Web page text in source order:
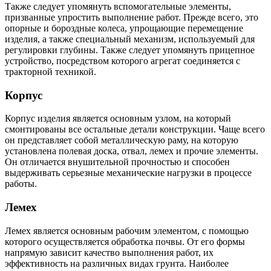
Также следует упомянуть вспомогательные элементы,
призванные упростить выполнение работ. Прежде всего, это
опорные и бороздные колеса, упрощающие перемещение
изделия, а также специальный механизм, используемый для
регулировки глубины. Также следует упомянуть прицепное
устройство, посредством которого агрегат соединяется с
тракторной техникой.
Корпус
Корпус изделия является основным узлом, на который
смонтированы все остальные детали конструкции. Чаще всего
он представляет собой металлическую раму, на которую
установлена полевая доска, отвал, лемех и прочие элементы.
Он отличается внушительной прочностью и способен
выдерживать серьезные механические нагрузки в процессе
работы.
Лемех
Лемех является основным рабочим элементом, с помощью
которого осуществляется обработка почвы. От его формы
напрямую зависит качество выполнения работ, их
эффективность на различных видах грунта. Наиболее